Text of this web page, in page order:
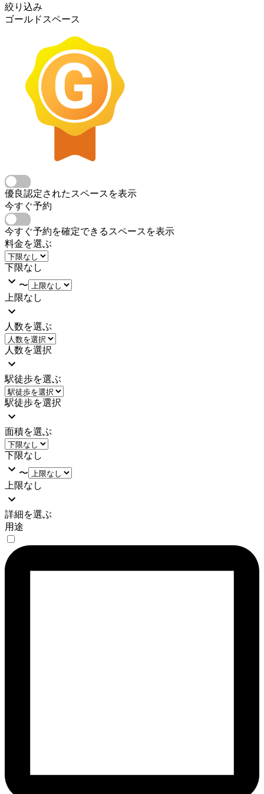
絞り込み
ゴールドスペース
優良認定されたスペースを表示
今すぐ予約
今すぐ予約を確定できるスペースを表示
料金を選ぶ
下限なし
〜
上限なし
人数を選ぶ
人数を選択
駅徒歩を選ぶ
駅徒歩を選択
面積を選ぶ
下限なし
〜
上限なし
詳細を選ぶ
用途